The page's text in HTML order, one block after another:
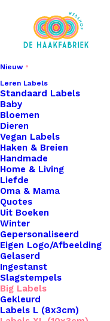
Nieuw
Leren Labels
Standaard Labels
Baby
Bloemen
Dieren
Vegan Labels
Haken & Breien
Handmade
Home & Living
Liefde
Oma & Mama
Quotes
Uit Boeken
Winter
Gepersonaliseerd
Eigen Logo/Afbeelding
Gelaserd
Ingestanst
Slagstempels
Big Labels
Gekleurd
Labels L (8x3cm)